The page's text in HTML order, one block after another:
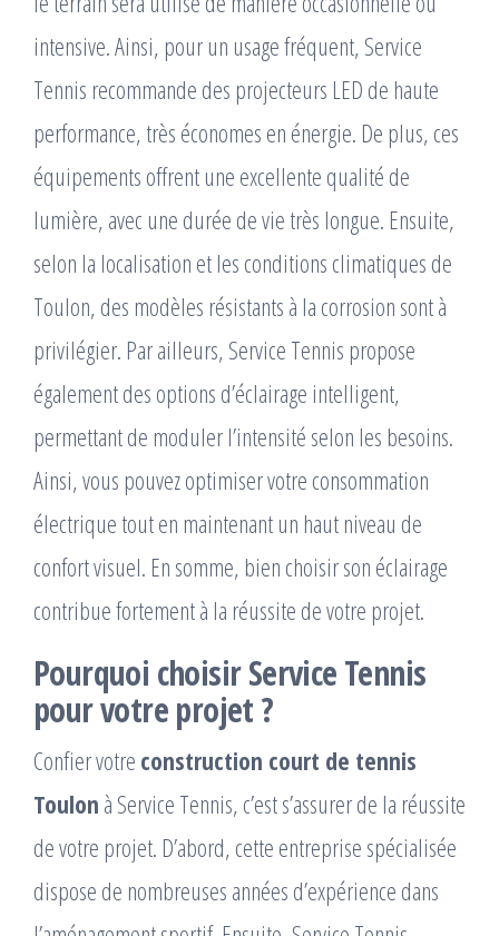
intensive. Ainsi, pour un usage fréquent, Service
Tennis recommande des projecteurs LED de haute
performance, très économes en énergie. De plus, ces
équipements offrent une excellente qualité de
lumière, avec une durée de vie très longue. Ensuite,
selon la localisation et les conditions climatiques de
Toulon, des modèles résistants à la corrosion sont à
privilégier. Par ailleurs, Service Tennis propose
également des options d’éclairage intelligent,
permettant de moduler l’intensité selon les besoins.
Ainsi, vous pouvez optimiser votre consommation
électrique tout en maintenant un haut niveau de
confort visuel. En somme, bien choisir son éclairage
contribue fortement à la réussite de votre projet.
Pourquoi choisir Service Tennis
pour votre projet ?
Confier votre construction court de tennis
Toulon à Service Tennis, c’est s’assurer de la réussite
de votre projet. D’abord, cette entreprise spécialisée
dispose de nombreuses années d’expérience dans